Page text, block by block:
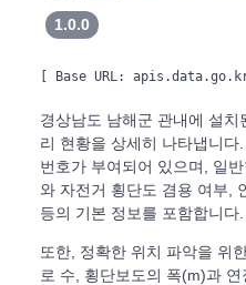
1.0.0
[ Base URL:
경상남도 남해군 관내에 설
리 현황을 상세히 나타냅니
번호가 부여되어 있으며, 일
와 자전거 횡단도 겸용 여부,
등의 기본 정보를 포함합니다.
또한, 정확한 위치 파악을 위
로 수, 횡단보도의 폭(m)과